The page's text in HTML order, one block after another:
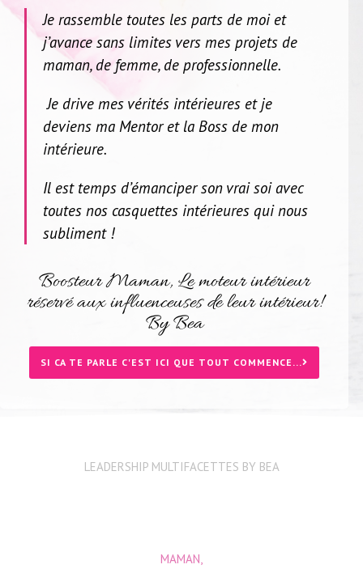
Je rassemble toutes les parts de moi et
j’avance sans limites vers mes projets de
maman, de femme, de professionnelle.
Je drive mes vérités intérieures et je
deviens ma Mentor et la Boss de mon
intérieure.
Il est temps d’émanciper son vrai soi avec
toutes nos casquettes intérieures qui nous
subliment !
Boosteur Maman, Le moteur intérieur
réservé aux influenceuses de leur intérieur!
By Bea
SI CA TE PARLE C'EST ICI QUE TOUT COMMENCE...
LEADERSHIP MULTIFACETTES BY BEA
MAMAN,